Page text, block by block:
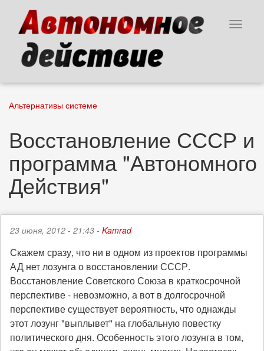
основному
содержанию
Toggle
Альтернативы системе
Восстановление СССР и
программа "Автономного
Действия"
23 июня, 2012 - 21:43 - Kamrad
Скажем сразу, что ни в одном из проектов программы
АД нет лозунга о восстановлении СССР.
Восстановление Советского Союза в краткосрочной
перспективе - невозможно, а вот в долгосрочной
перспективе существует вероятность, что однажды
этот лозунг "выплывет" на глобальную повестку
политического дня. Особенность этого лозунга в том,